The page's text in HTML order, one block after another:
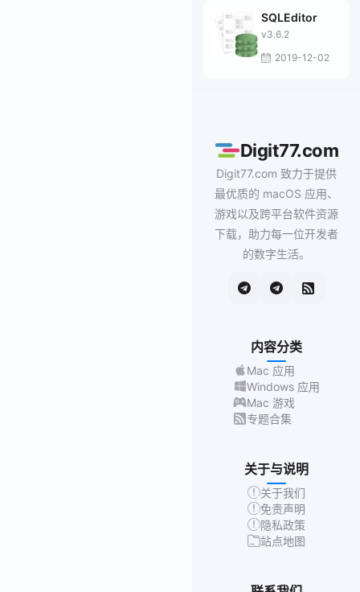
SQLEditor
v3.6.2
2019-12-02
Digit77.com
Digit77.com 致力于提供
最优质的 macOS 应用、
游戏以及跨平台软件资源
下载，助力每一位开发者
的数字生活。
内容分类
Mac 应用
Windows 应用
Mac 游戏
专题合集
关于与说明
关于我们
免责声明
隐私政策
站点地图